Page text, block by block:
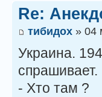
Re:
тибидох » 04
Укpаина.
спpашивает.
- Хто там ?